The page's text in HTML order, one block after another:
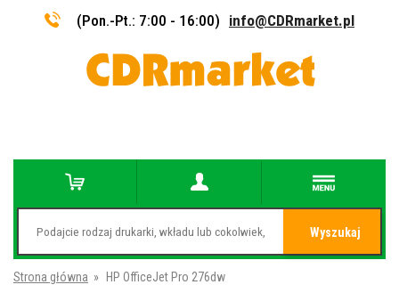
(Pon.-Pt.: 7:00 - 16:00) info@CDRmarket.pl
Wyszukaj
Strona główna » HP OfficeJet Pro 276dw